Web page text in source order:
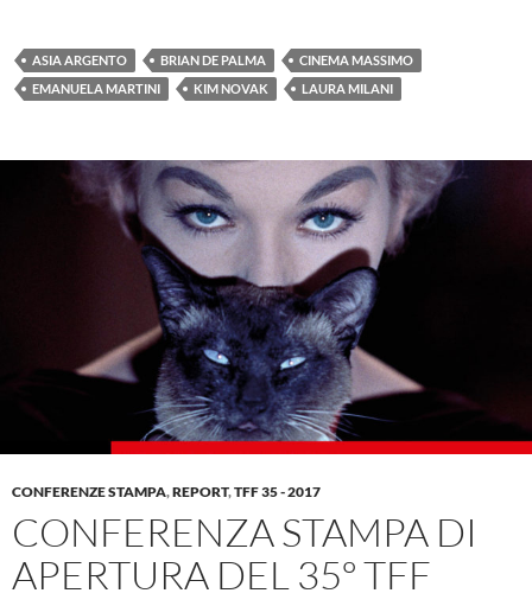
ASIA ARGENTO BRIAN DE PALMA
CINEMA MASSIMO
EMANUELA MARTINI
KIM NOVAK LAURA MILANI
CONFERENZE STAMPA,REPORT,TFF 35 - 2017
CONFERENZA STAMPA DI
APERTURA DEL 35º TFF